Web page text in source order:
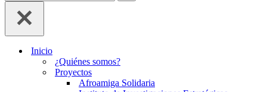
Inicio
¿Quiénes somos?
Proyectos
Afroamiga Solidaria